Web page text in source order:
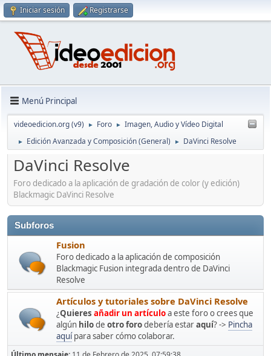
Iniciar sesión Registrarse
Menú Principal
videoedicion.org (v9) ► Foro ► Imagen, Audio y Vídeo Digital
► Edición Avanzada y Composición (General) ► DaVinci Resolve
DaVinci Resolve
Foro dedicado a la aplicación de gradación de color (y edición)
Blackmagic DaVinci Resolve
Subforos
Fusion
Foro dedicado a la aplicación de composición
Blackmagic Fusion integrada dentro de DaVinci
Resolve
Artículos y tutoriales sobre DaVinci Resolve
¿Quieres añadir un artículoa este foro o crees que
algún hilode otro forodebería estaraquí? -> Pincha
aquípara saber cómo colaborar.